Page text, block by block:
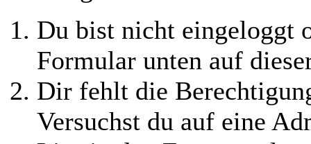
Du bist nicht eingeloggt
Formular unten auf
Dir fehlt die
Versuchst du auf eine